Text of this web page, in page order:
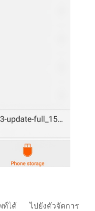
ท์ได้ ไปยังตัวจัดการ